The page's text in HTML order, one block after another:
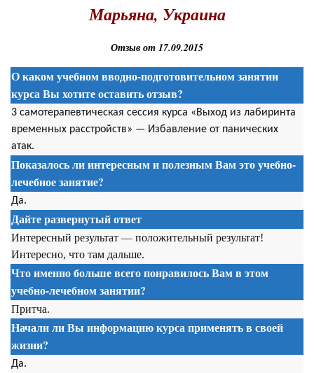
Марьяна, Украина
Отзыв от 17.09.2015
О каком учебном вводно-подготовительном занятии
курса Вы хотите оставить отзыв?
3 самотерапевтическая сессия курса «Выход из лабиринта
временных расстройств» — Избавление от панических
атак.
Показалось ли интересным и полезным Вам это учебно-
лечебное занятие?
Да.
Дайте развернутый ответ
Интересный результат — положительный результат!
Интересно, что там дальше.
Что именно больше всего понравилось Вам в этом
учебно-лечебном занятии?
Притча.
Начали ли Вы информацию курса применять в своей
жизни?
Да.